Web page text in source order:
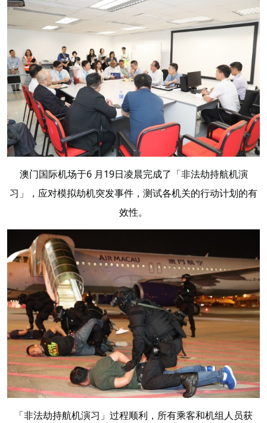
澳门国际机场于6 月19日凌晨完成了「非法劫持航机演
习」，应对模拟劫机突发事件，测试各机关的行动计划的有
效性。
「非法劫持航机演习」过程顺利，所有乘客和机组人员获